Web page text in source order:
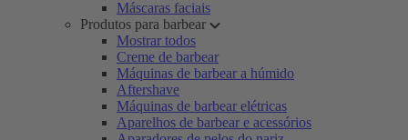
Máscaras faciais
Produtos para barbear
Mostrar todos
Creme de barbear
Máquinas de barbear a húmido
Aftershave
Máquinas de barbear elétricas
Aparelhos de barbear e acessórios